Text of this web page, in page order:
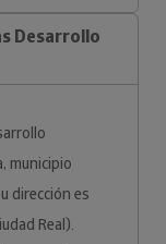
Desarrollo
municipio
dirección es
Real).